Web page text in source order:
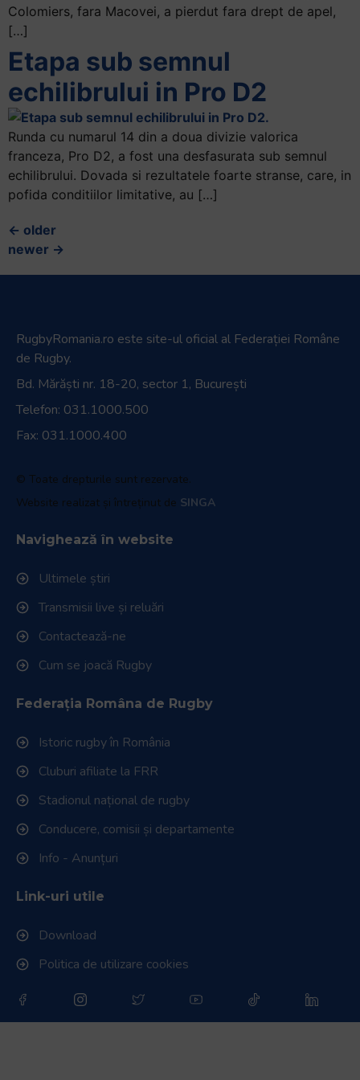
Colomiers, fara Macovei, a pierdut fara drept de apel,
[…]
Etapa sub semnul
echilibrului in Pro D2
Runda cu numarul 14 din a doua divizie valorica
franceza, Pro D2, a fost una desfasurata sub semnul
echilibrului. Dovada si rezultatele foarte stranse, care, in
pofida conditiilor limitative, au […]
← older
newer →
RugbyRomania.ro este site-ul oficial al Federației Române
de Rugby.
Bd. Mărăști nr. 18-20, sector 1, București
Telefon: 031.1000.500
Fax: 031.1000.400
© Toate drepturile sunt rezervate.
Website realizat și întreținut de SINGA
Navighează în website
Ultimele știri
Transmisii live și reluări
Contactează-ne
Cum se joacă Rugby
Federația Româna de Rugby
Istoric rugby în România
Cluburi afiliate la FRR
Stadionul național de rugby
Conducere, comisii și departamente
Info - Anunțuri
Link-uri utile
Download
Politica de utilizare cookies